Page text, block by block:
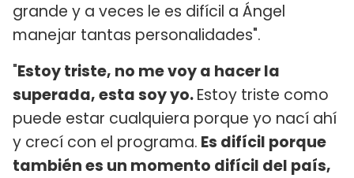
grande y a veces le es difícil a Ángel
manejar tantas personalidades".
"Estoy triste, no me voy a hacer la
superada, esta soy yo.Estoy triste como
puede estar cualquiera porque yo nací ahí
y crecí con el programa. Es difícil porque
también es un momento difícil del país,